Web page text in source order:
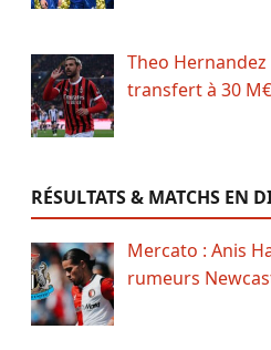
Theo
transfert à 30
RÉSULTATS & MATCHS EN
Mercato : Anis
rumeurs